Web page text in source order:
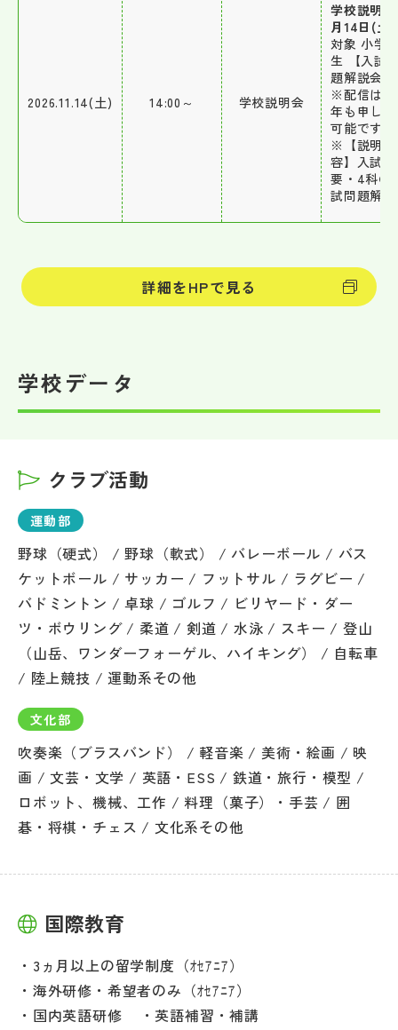
2026.11.14(土) 14:00～ 学校説明会
学校説明会
月14日(土)
対象 小学6
生 【入試
題解説会】
※配信は
年も申し
可能です。
※【説明
容】入試概
要・4科の
試問題解説
詳細をHPで見る
学校データ
クラブ活動
運動部
野球（硬式） / 野球（軟式） / バレーボール / バス
ケットボール / サッカー / フットサル / ラグビー /
バドミントン / 卓球 / ゴルフ / ビリヤード・ダー
ツ・ボウリング / 柔道 / 剣道 / 水泳 / スキー / 登山
（山岳、ワンダーフォーゲル、ハイキング） / 自転車
/ 陸上競技 / 運動系その他
文化部
吹奏楽（ブラスバンド） / 軽音楽 / 美術・絵画 / 映
画 / 文芸・文学 / 英語・ESS / 鉄道・旅行・模型 /
ロボット、機械、工作 / 料理（菓子）・手芸 / 囲
碁・将棋・チェス / 文化系その他
国際教育
3ヵ月以上の留学制度（ｵｾｱﾆｱ）
海外研修・希望者のみ（ｵｾｱﾆｱ）
国内英語研修
英語補習・補講